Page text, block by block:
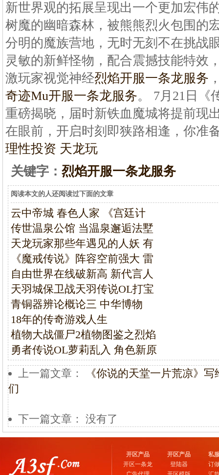
新世界观的拓展呈现出一个更加宏伟
树魔的幽暗森林，被熊熊烈火包围的
分明的魔族营地，无时无刻不在挑战
灵敏的新鲜怪物，配合震撼技能特效
激玩家视觉神经烈焰开服一条龙服务
奇迹Mu开服一条龙服务。 7月21日《
重磅揭晓，届时新铁血魔城将提前现
在眼前，开启时刻即狭路相逢，你准
理性投资 天龙玩
关键字： 烈焰开服一条龙服务
阅读本文的人还阅读过下面的文章
云中帝城 春色人家 《宫廷计
传世温泉公馆 当温泉邂逅法墅
天龙玩家那些年遇见的人妖 有
《魔戒传说》阵容空前强大 雷
自由世界在线破新高 新代言人
天羽城保卫战天羽传说OL打宝
青铜器辨论概论三 中华博物
18年的传奇游戏人生
植物大战僵尸2植物图鉴之烈焰
勇者传说OL萝莉乱入 角色新原
上一篇文章：
《你说的天堂一片荒凉》
们
下一篇文章： 没有了
开区产品
开区一条龙
开区产品
登陆器
私
订